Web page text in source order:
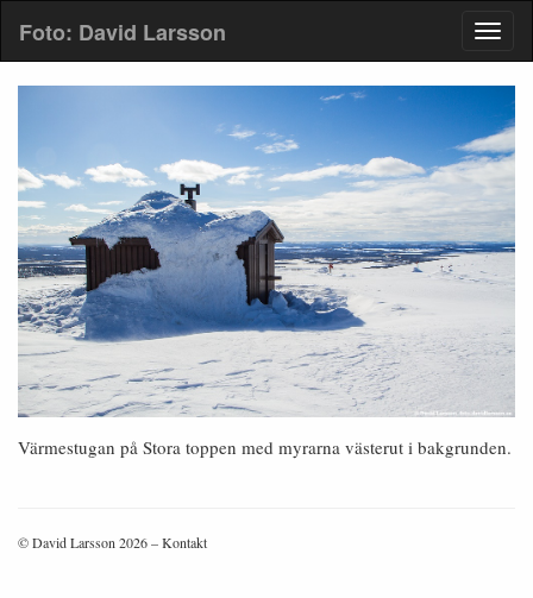
Foto: David Larsson
Värmestugan på Stora toppen med myrarna västerut i bakgrunden.
© David Larsson 2026 –Kontakt